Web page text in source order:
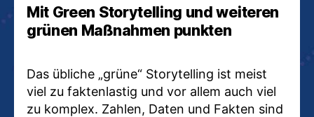
Mit Green Storytelling und weiteren
grünen Maßnahmen punkten
Das übliche „grüne“ Storytelling ist meist
viel zu faktenlastig und vor allem auch viel
zu komplex. Zahlen, Daten und Fakten sind